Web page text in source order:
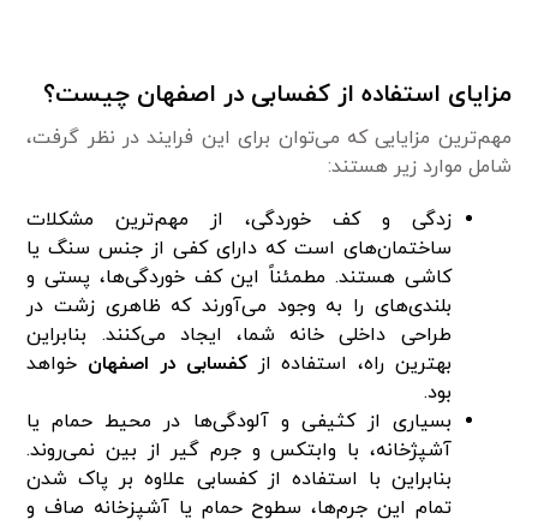
مزایای استفاده از کفسابی در اصفهان چیست؟
مهم‌ترین مزایایی که می‌توان برای این فرایند در نظر گرفت،
شامل موارد زیر هستند:
زدگی و کف خوردگی، از مهم‌ترین مشکلات
ساختمان‌های است که دارای کفی از جنس سنگ یا
کاشی هستند. مطمئناً این کف خوردگی‌ها، پستی و
بلندی‌های را به وجود می‌آورند که ظاهری زشت در
طراحی داخلی خانه شما، ایجاد می‌کنند. بنابراین
بهترین راه، استفاده از کفسابی در اصفهان خواهد
بود.
بسیاری از کثیفی و آلودگی‌ها در محیط حمام یا
آشپژخانه، با وابتکس و جرم گیر از بین نمی‌روند.
بنابراین با استفاده از کفسابی علاوه بر پاک شدن
تمام این جرم‌ها، سطوح حمام یا آشپزخانه صاف و